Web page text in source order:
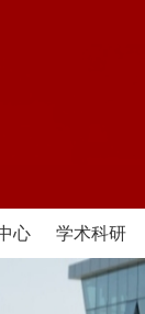
心 学术科研